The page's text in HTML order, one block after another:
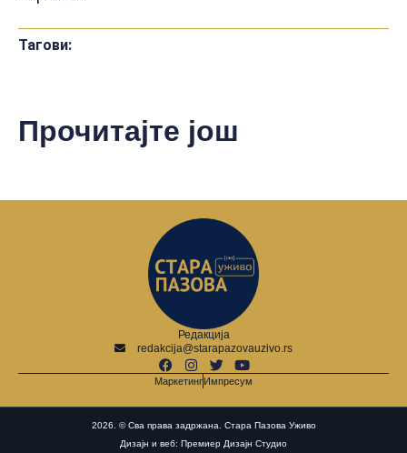
Тагови:
Прочитајте још
Редакција
redakcija@starapazovauzivo.rs
МаркетингИмпресум
2026. © Сва права задржана. Стара Пазова Уживо
Дизајн и веб: Премиер Дизајн Студио